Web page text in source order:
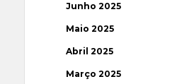
Junho 2025
Maio 2025
Abril 2025
Março 2025